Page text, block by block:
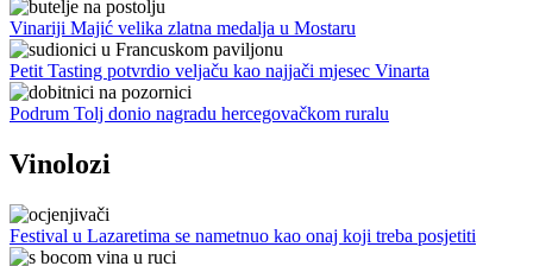
Vinariji Majić velika zlatna medalja u Mostaru
Petit Tasting potvrdio veljaču kao najjači mjesec Vinarta
Podrum Tolj donio nagradu hercegovačkom ruralu
Vinolozi
Festival u Lazaretima se nametnuo kao onaj koji treba posjetiti